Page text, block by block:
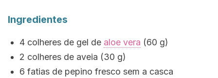
Ingredientes
4 colheres de gel de aloe vera (60 g)
2 colheres de aveia (30 g)
6 fatias de pepino fresco sem a casca